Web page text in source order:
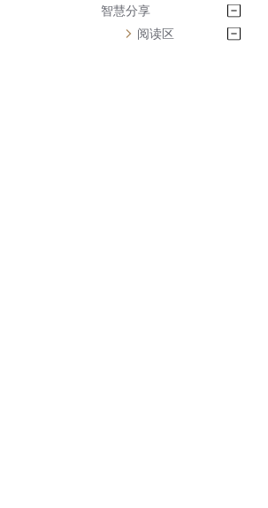
智慧分享
阅读区